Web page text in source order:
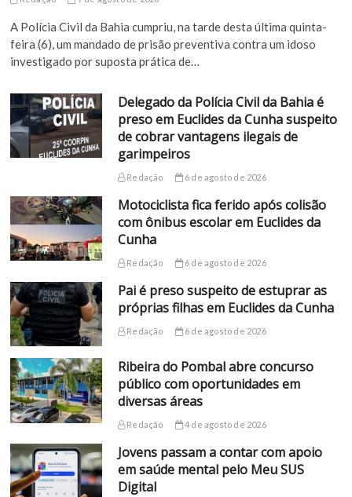
A Polícia Civil da Bahia cumpriu, na tarde desta última quinta-
feira (6), um mandado de prisão preventiva contra um idoso
investigado por suposta prática de…
Delegado da Polícia Civil da Bahia é
preso em Euclides da Cunha suspeito
de cobrar vantagens ilegais de
garimpeiros
Redação 6 de agosto de 2026
Motociclista fica ferido após colisão
com ônibus escolar em Euclides da
Cunha
Redação 6 de agosto de 2026
Pai é preso suspeito de estuprar as
próprias filhas em Euclides da Cunha
Redação 6 de agosto de 2026
Ribeira do Pombal abre concurso
público com oportunidades em
diversas áreas
Redação 4 de agosto de 2026
Jovens passam a contar com apoio
em saúde mental pelo Meu SUS
Digital